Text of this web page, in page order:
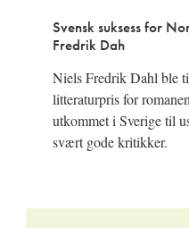
Svensk suksess for
Fredrik Dah
Niels Fredrik Dahl ble
litteraturpris for
utkommet i Sverige til
svært gode kritikker.